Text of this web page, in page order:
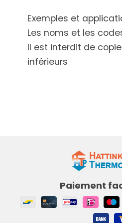
Exemples et
Les noms et les
Il est interdit de
inférieurs
Paiement